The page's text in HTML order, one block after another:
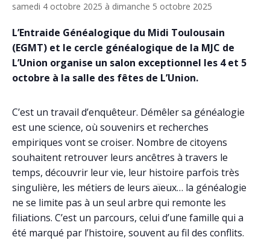
samedi 4 octobre 2025 à dimanche 5 octobre 2025
L’Entraide Généalogique du Midi Toulousain
(EGMT) et le cercle généalogique de la MJC de
L’Union organise un salon exceptionnel les 4 et 5
octobre à la salle des fêtes de L’Union.
C’est un travail d’enquêteur. Démêler sa généalogie
est une science, où souvenirs et recherches
empiriques vont se croiser. Nombre de citoyens
souhaitent retrouver leurs ancêtres à travers le
temps, découvrir leur vie, leur histoire parfois très
singulière, les métiers de leurs aïeux… la généalogie
ne se limite pas à un seul arbre qui remonte les
filiations. C’est un parcours, celui d’une famille qui a
été marqué par l’histoire, souvent au fil des conflits.